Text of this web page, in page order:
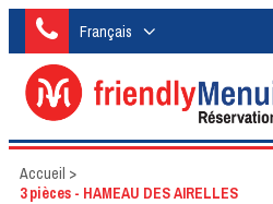
Français
Accueil >
3 pièces - HAMEAU DES AIRELLES